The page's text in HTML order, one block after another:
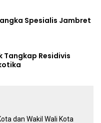
Spesialis Jambret
Tangkap Residivis